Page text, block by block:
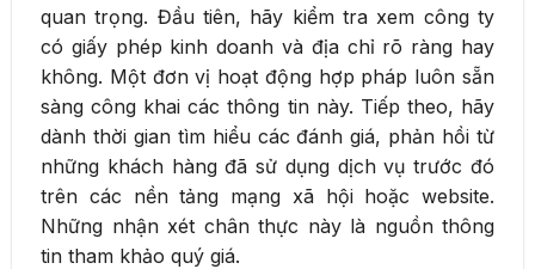
quan trọng. Đầu tiên, hãy kiểm tra xem công ty
có giấy phép kinh doanh và địa chỉ rõ ràng hay
không. Một đơn vị hoạt động hợp pháp luôn sẵn
sàng công khai các thông tin này. Tiếp theo, hãy
dành thời gian tìm hiểu các đánh giá, phản hồi từ
những khách hàng đã sử dụng dịch vụ trước đó
trên các nền tảng mạng xã hội hoặc website.
Những nhận xét chân thực này là nguồn thông
tin tham khảo quý giá.